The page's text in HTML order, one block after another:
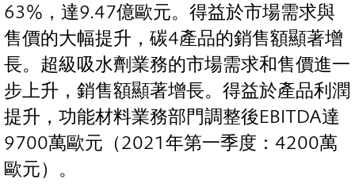
63%，達9.47億歐元。得益於市場需求與
售價的大幅提升，碳4產品的銷售額顯著增
長。超級吸水劑業務的市場需求和售價進一
步上升，銷售額顯著增長。得益於產品利潤
提升，功能材料業務部門調整後EBITDA達
9700萬歐元（2021年第一季度：4200萬
歐元）。